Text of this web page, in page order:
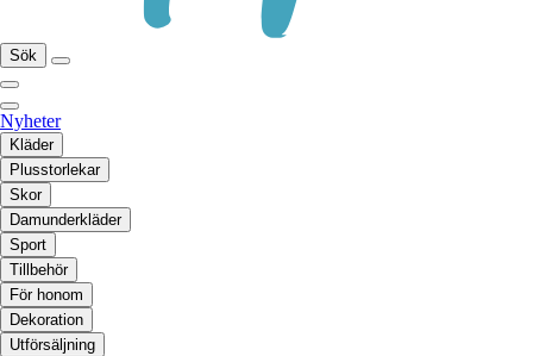
Sök
Nyheter
Kläder
Plusstorlekar
Skor
Damunderkläder
Sport
Tillbehör
För honom
Dekoration
Utförsäljning